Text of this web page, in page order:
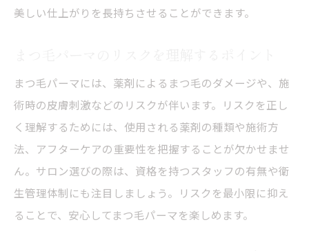
美しい仕上がりを長持ちさせることができます。
まつ毛パーマには、薬剤によるまつ毛のダメージや、施
術時の皮膚刺激などのリスクが伴います。リスクを正し
く理解するためには、使用される薬剤の種類や施術方
法、アフターケアの重要性を把握することが欠かせませ
ん。サロン選びの際は、資格を持つスタッフの有無や衛
生管理体制にも注目しましょう。リスクを最小限に抑え
ることで、安心してまつ毛パーマを楽しめます。